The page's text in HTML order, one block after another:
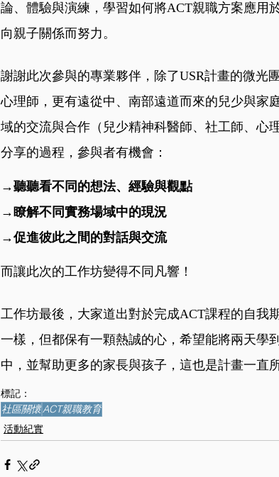
論、體驗與演練，學習如何將ACT親職方案應用
向親子關係而努力。
謝謝此次參與的專業夥伴，除了USR計畫的微光
心理師，更有遠從中、南部遠道而來的兒少與家
域的交流與合作（兒少精神科醫師、社工師、心
分享的過程，參與者有機會：
→聽聽看不同的想法、經驗與觀點
→瞭解不同實務場域中的現況
→促進彼此之間的對話與交流
而讓此次的工作坊變得不同凡響！
工作坊最後，大家道出對於完成ACT課程的自我
一樣，但都保有一顆熱誠的心，希望能將兩天學
中，並幫助更多的家長與孩子，這也是計畫一直
標記：
社區關懷ACT親職教育
活動紀實